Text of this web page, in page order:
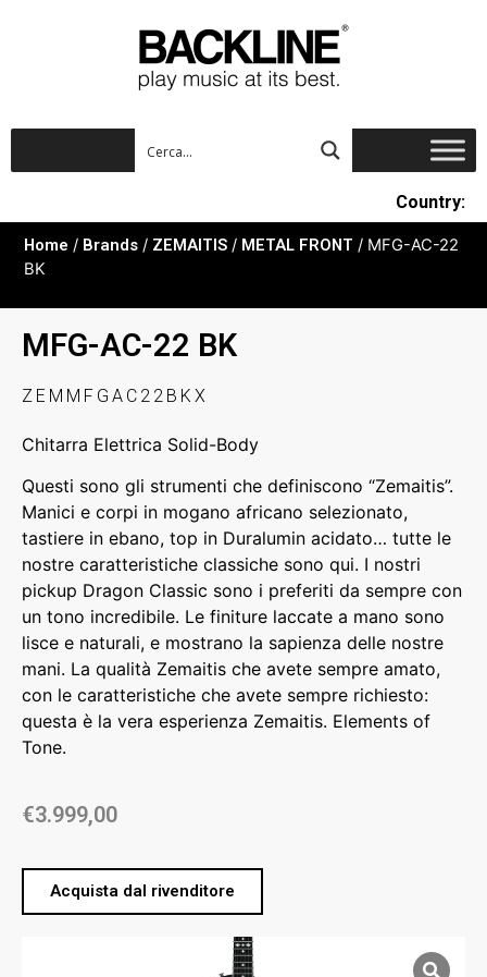
Country:
Home / Brands / ZEMAITIS / METAL FRONT / MFG-AC-22
BK
MFG-AC-22 BK
ZEMMFGAC22BKX
Chitarra Elettrica Solid-Body
Questi sono gli strumenti che definiscono “Zemaitis”.
Manici e corpi in mogano africano selezionato,
tastiere in ebano, top in Duralumin acidato… tutte le
nostre caratteristiche classiche sono qui. I nostri
pickup Dragon Classic sono i preferiti da sempre con
un tono incredibile. Le finiture laccate a mano sono
lisce e naturali, e mostrano la sapienza delle nostre
mani. La qualità Zemaitis che avete sempre amato,
con le caratteristiche che avete sempre richiesto:
questa è la vera esperienza Zemaitis. Elements of
Tone.
€3.999,00
Acquista dal rivenditore